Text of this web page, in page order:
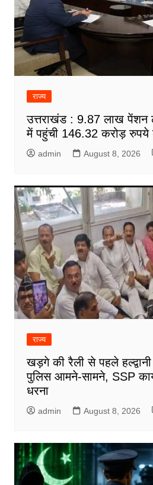
राज्य
उत्तराखंड : 9.87 लाख पेंशन
में पहुंची 146.32 करोड़ रुपये
admin August 8, 2026
राज्य
खड़गे की रैली से पहले
पुलिस आमने-सामने, SSP
धरना
admin August 8, 2026